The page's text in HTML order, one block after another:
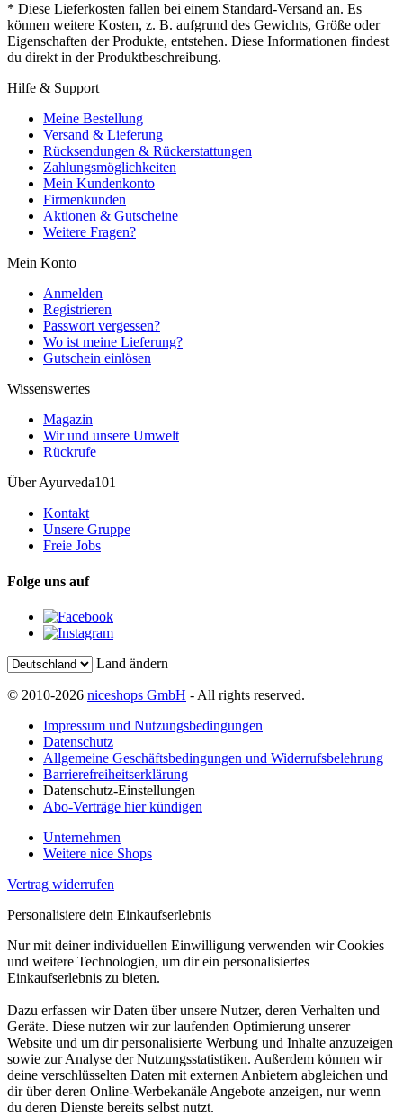
* Diese Lieferkosten fallen bei einem Standard-Versand an. Es
können weitere Kosten, z. B. aufgrund des Gewichts, Größe oder
Eigenschaften der Produkte, entstehen. Diese Informationen findest
du direkt in der Produktbeschreibung.
Hilfe & Support
Meine Bestellung
Versand & Lieferung
Rücksendungen & Rückerstattungen
Zahlungsmöglichkeiten
Mein Kundenkonto
Firmenkunden
Aktionen & Gutscheine
Weitere Fragen?
Mein Konto
Anmelden
Registrieren
Passwort vergessen?
Wo ist meine Lieferung?
Gutschein einlösen
Wissenswertes
Magazin
Wir und unsere Umwelt
Rückrufe
Über Ayurveda101
Kontakt
Unsere Gruppe
Freie Jobs
Folge uns auf
Land ändern
© 2010-2026 niceshops GmbH - All rights reserved.
Impressum und Nutzungsbedingungen
Datenschutz
Allgemeine Geschäftsbedingungen und Widerrufsbelehrung
Barrierefreiheitserklärung
Datenschutz-Einstellungen
Abo-Verträge hier kündigen
Unternehmen
Weitere nice Shops
Vertrag widerrufen
Personalisiere dein Einkaufserlebnis
Nur mit deiner individuellen Einwilligung verwenden wir Cookies
und weitere Technologien, um dir ein personalisiertes
Einkaufserlebnis zu bieten.
Dazu erfassen wir Daten über unsere Nutzer, deren Verhalten und
Geräte. Diese nutzen wir zur laufenden Optimierung unserer
Website und um dir personalisierte Werbung und Inhalte anzuzeigen
sowie zur Analyse der Nutzungsstatistiken. Außerdem können wir
deine verschlüsselten Daten mit externen Anbietern abgleichen und
dir über deren Online-Werbekanäle Angebote anzeigen, nur wenn
du deren Dienste bereits selbst nutzt.